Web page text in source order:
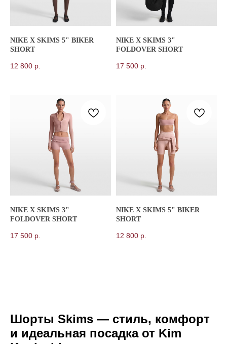
NIKE X SKIMS 5" BIKER
SHORT
12 800 р.
NIKE X SKIMS 3"
FOLDOVER SHORT
17 500 р.
NIKE X SKIMS 3"
FOLDOVER SHORT
17 500 р.
NIKE X SKIMS 5" BIKER
SHORT
12 800 р.
Шорты Skims — стиль, комфорт
и идеальная посадка от Kim